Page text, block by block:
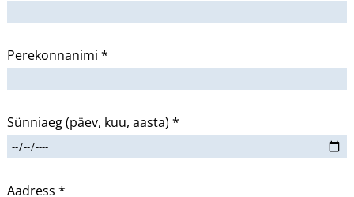
Perekonnanimi *
Sünniaeg (päev, kuu, aasta) *
Aadress *